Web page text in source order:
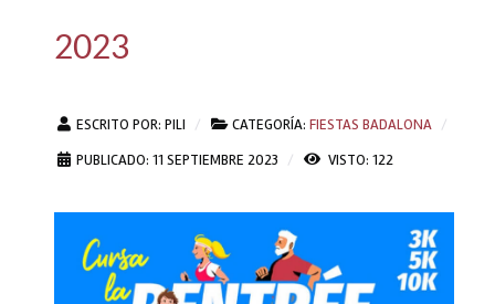
2023
ESCRITO POR: PILI CATEGORÍA: FIESTAS BADALONA
PUBLICADO: 11 SEPTIEMBRE 2023
VISTO: 122